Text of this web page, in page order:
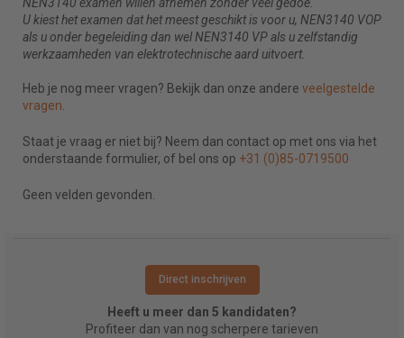
NEN3140 examen willen afnemen zonder veel gedoe.
U kiest het examen dat het meest geschikt is voor u, NEN3140 VOP
als u onder begeleiding dan wel NEN3140 VP als u zelfstandig
werkzaamheden van elektrotechnische aard uitvoert.
Heb je nog meer vragen? Bekijk dan onze andere veelgestelde
vragen.
Staat je vraag er niet bij? Neem dan contact op met ons via het
onderstaande formulier, of bel ons op +31 (0)85-0719500
Geen velden gevonden.
Direct inschrijven
Heeft u meer dan 5 kandidaten?
Profiteer dan van nog scherpere tarieven